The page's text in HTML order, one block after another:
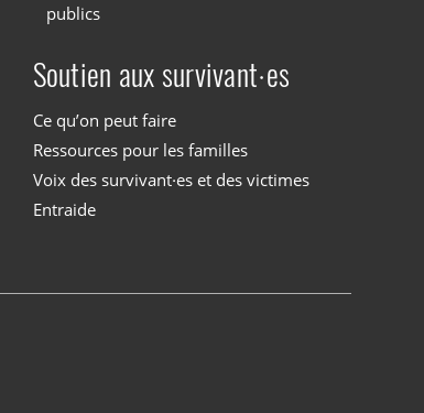
publics
Soutien aux survivant·es
Ce qu’on peut faire
Ressources pour les familles
Voix des survivant·es et des victimes
Entraide